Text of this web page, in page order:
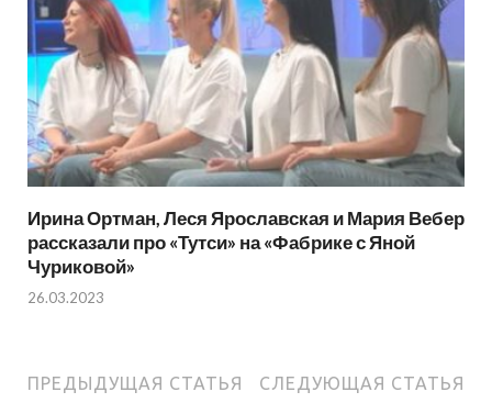
Ирина Ортман, Леся Ярославская и Мария Вебер
рассказали про «Тутси» на «Фабрике с Яной
Чуриковой»
26.03.2023
ПРЕДЫДУЩАЯ СТАТЬЯ СЛЕДУЮЩАЯ СТАТЬЯ